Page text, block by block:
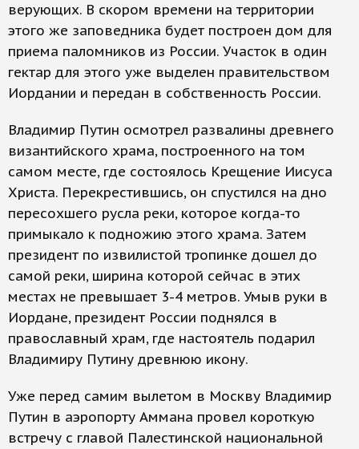
верующих. В скором времени на территории
этого же заповедника будет построен дом для
приема паломников из России. Участок в один
гектар для этого уже выделен правительством
Иордании и передан в собственность России.
Владимир Путин осмотрел развалины древнего
византийского храма, построенного на том
самом месте, где состоялось Крещение Иисуса
Христа. Перекрестившись, он спустился на дно
пересохшего русла реки, которое когда-то
примыкало к подножию этого храма. Затем
президент по извилистой тропинке дошел до
самой реки, ширина которой сейчас в этих
местах не превышает 3-4 метров. Умыв руки в
Иордане, президент России поднялся в
православный храм, где настоятель подарил
Владимиру Путину древнюю икону.
Уже перед самим вылетом в Москву Владимир
Путин в аэропорту Аммана провел короткую
встречу с главой Палестинской национальной